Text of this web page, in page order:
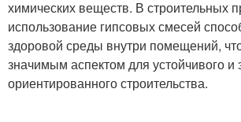
химических веществ. В строительных
использование гипсовых смесей
здоровой среды внутри помещений,
значимым аспектом для устойчивого и
ориентированного строительства.